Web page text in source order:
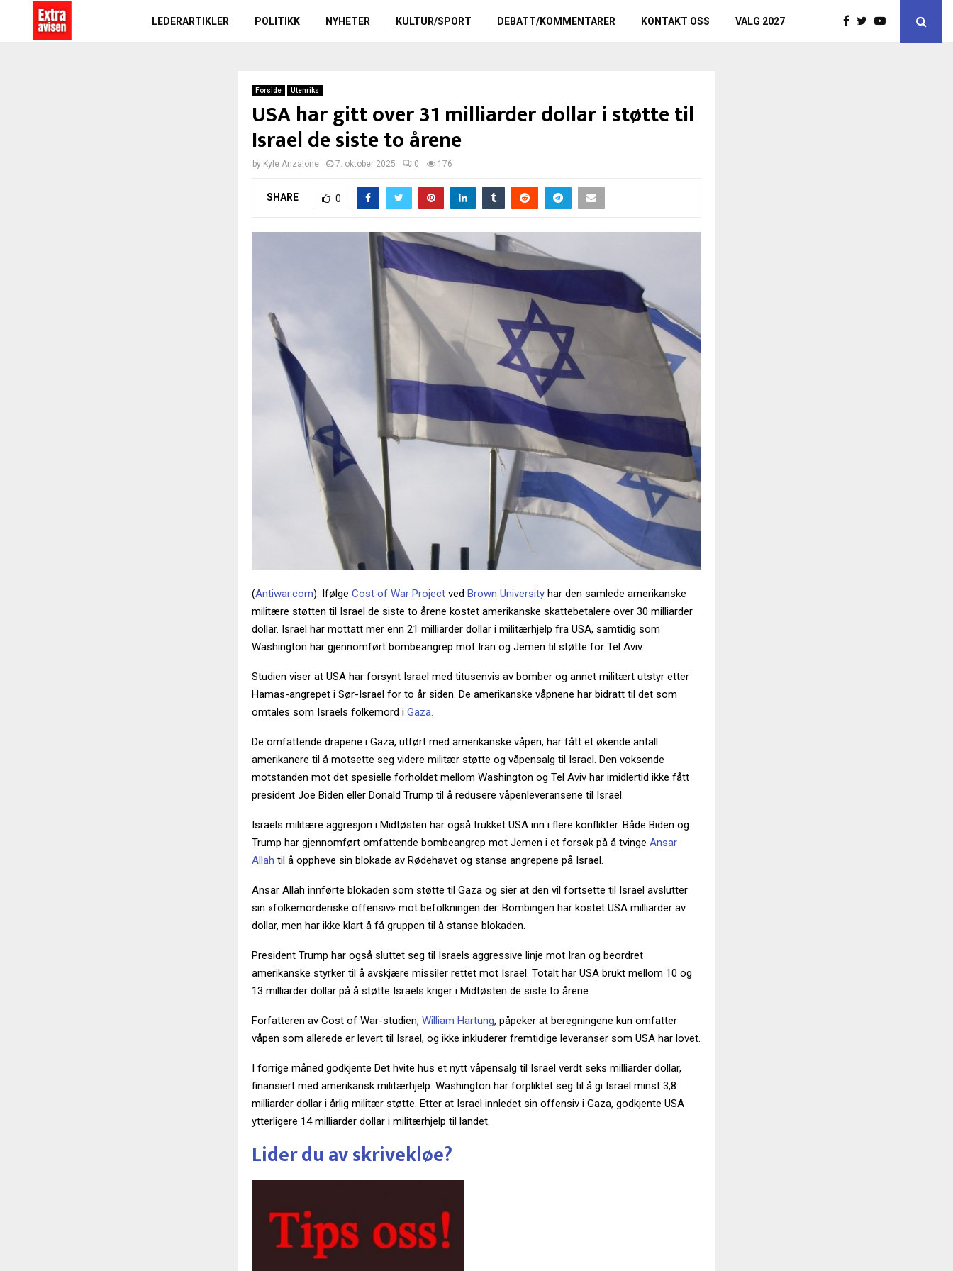
LEDERARTIKLER POLITIKK NYHETER KULTUR/SPORT DEBATT/KOMMENTARER KONTAKT OSS VALG 2027
Forside Utenriks
USA har gitt over 31 milliarder dollar i støtte til
Israel de siste to årene
by Kyle Anzalone 7. oktober 2025 0 176
SHARE 0
(Antiwar.com): Ifølge Cost of War Project ved Brown University har den samlede amerikanske
militære støtten til Israel de siste to årene kostet amerikanske skattebetalere over 30 milliarder
dollar. Israel har mottatt mer enn 21 milliarder dollar i militærhjelp fra USA, samtidig som
Washington har gjennomført bombeangrep mot Iran og Jemen til støtte for Tel Aviv.
Studien viser at USA har forsynt Israel med titusenvis av bomber og annet militært utstyr etter
Hamas-angrepet i Sør-Israel for to år siden. De amerikanske våpnene har bidratt til det som
omtales som Israels folkemord i Gaza.
De omfattende drapene i Gaza, utført med amerikanske våpen, har fått et økende antall
amerikanere til å motsette seg videre militær støtte og våpensalg til Israel. Den voksende
motstanden mot det spesielle forholdet mellom Washington og Tel Aviv har imidlertid ikke fått
president Joe Biden eller Donald Trump til å redusere våpenleveransene til Israel.
Israels militære aggresjon i Midtøsten har også trukket USA inn i flere konflikter. Både Biden og
Trump har gjennomført omfattende bombeangrep mot Jemen i et forsøk på å tvinge Ansar
Allah til å oppheve sin blokade av Rødehavet og stanse angrepene på Israel.
Ansar Allah innførte blokaden som støtte til Gaza og sier at den vil fortsette til Israel avslutter
sin «folkemorderiske offensiv» mot befolkningen der. Bombingen har kostet USA milliarder av
dollar, men har ikke klart å få gruppen til å stanse blokaden.
President Trump har også sluttet seg til Israels aggressive linje mot Iran og beordret
amerikanske styrker til å avskjære missiler rettet mot Israel. Totalt har USA brukt mellom 10 og
13 milliarder dollar på å støtte Israels kriger i Midtøsten de siste to årene.
Forfatteren av Cost of War-studien, William Hartung, påpeker at beregningene kun omfatter
våpen som allerede er levert til Israel, og ikke inkluderer fremtidige leveranser som USA har lovet.
I forrige måned godkjente Det hvite hus et nytt våpensalg til Israel verdt seks milliarder dollar,
finansiert med amerikansk militærhjelp. Washington har forpliktet seg til å gi Israel minst 3,8
milliarder dollar i årlig militær støtte. Etter at Israel innledet sin offensiv i Gaza, godkjente USA
ytterligere 14 milliarder dollar i militærhjelp til landet.
Lider du av skrivekløe?